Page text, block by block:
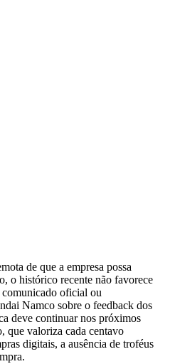
de que a empresa possa
o histórico recente não favorece
oficial ou
Namco sobre o feedback dos
deve continuar nos próximos
que valoriza cada centavo
digitais, a ausência de troféus